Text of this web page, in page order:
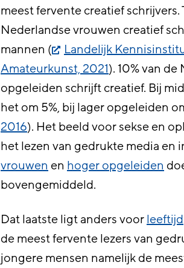
meest fervente creatief schrijvers.
Nederlandse vrouwen creatief
mannen (
Landelijk
Amateurkunst, 2021). 10% van
opgeleiden schrijft creatief. Bij
het om 5%, bij lager opgeleiden
2016). Het beeld voor sekse en
het lezen van gedrukte media en
vrouwen en hoger opgeleiden
bovengemiddeld.
Dat laatste ligt anders voorleeftijd
de meest fervente lezers van
jongere mensen namelijk de